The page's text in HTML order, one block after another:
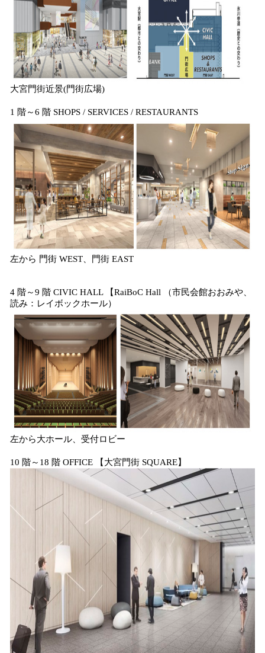
大宮門街近景(門街広場)
1 階～6 階 SHOPS / SERVICES / RESTAURANTS
左から 門街 WEST、門街 EAST
4 階～9 階 CIVIC HALL 【RaiBoC Hall （市民会館おおみや、
読み：レイボックホール）
左から大ホール、受付ロビー
10 階～18 階 OFFICE 【大宮門街 SQUARE】